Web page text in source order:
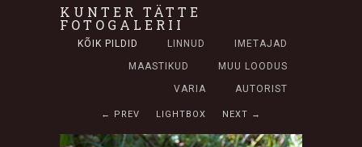
KUNTER TÄTTE
FOTOGALERII
KÕIK PILDID LINNUD
IMETAJAD
MAASTIKUD
MUU LOODUS
VARIA
AUTORIST
← PREV LIGHTBOX NEXT →